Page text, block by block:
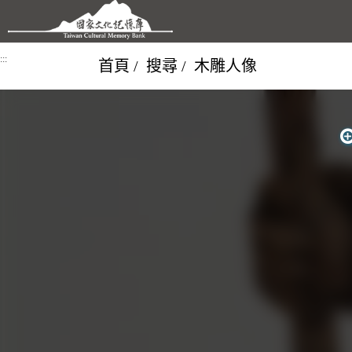
跳到主要內容區塊
::: 首頁 搜尋 木雕人像